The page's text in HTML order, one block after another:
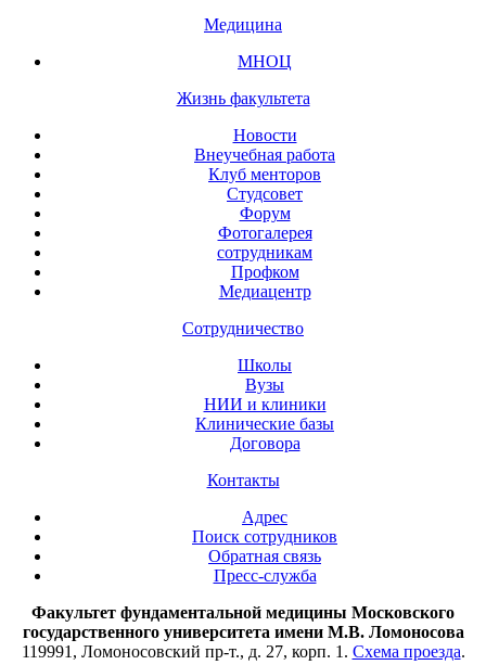
Медицина
МНОЦ
Жизнь факультета
Новости
Внеучебная работа
Клуб менторов
Студсовет
Форум
Фотогалерея
сотрудникам
Профком
Медиацентр
Сотрудничество
Школы
Вузы
НИИ и клиники
Клинические базы
Договора
Контакты
Адрес
Поиск сотрудников
Обратная связь
Пресс-служба
Факультет фундаментальной медицины Московского
государственного университета имени М.В. Ломоносова
119991, Ломоносовский пр-т., д. 27, корп. 1. Схема проезда.